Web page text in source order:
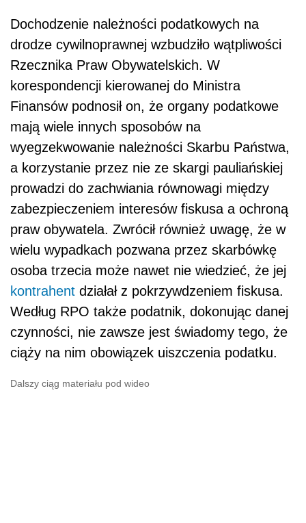
Dochodzenie należności podatkowych na
drodze cywilnoprawnej wzbudziło wątpliwości
Rzecznika Praw Obywatelskich. W
korespondencji kierowanej do Ministra
Finansów podnosił on, że organy podatkowe
mają wiele innych sposobów na
wyegzekwowanie należności Skarbu Państwa,
a korzystanie przez nie ze skargi pauliańskiej
prowadzi do zachwiania równowagi między
zabezpieczeniem interesów fiskusa a ochroną
praw obywatela. Zwrócił również uwagę, że w
wielu wypadkach pozwana przez skarbówkę
osoba trzecia może nawet nie wiedzieć, że jej
kontrahent działał z pokrzywdzeniem fiskusa.
Według RPO także podatnik, dokonując danej
czynności, nie zawsze jest świadomy tego, że
ciąży na nim obowiązek uiszczenia podatku.
Dalszy ciąg materiału pod wideo